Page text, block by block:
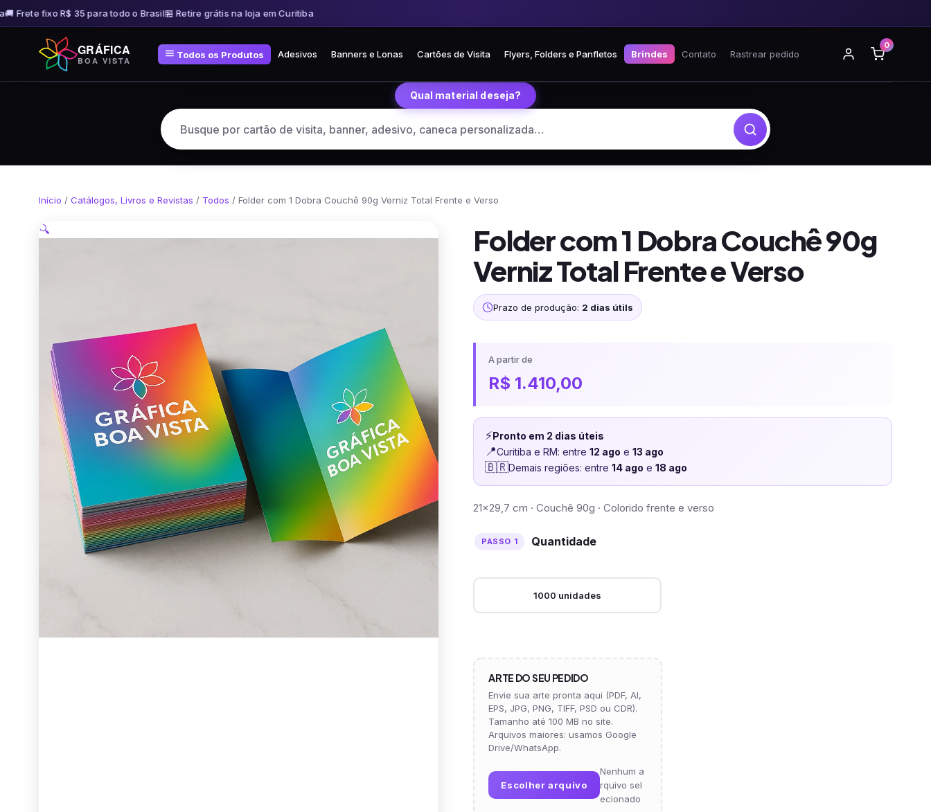
Frete fixo R$ 35 para todo o Brasil🏪 Retire grátis na loja em Curitiba🚚 Frete fixo R$ 35 para todo o Brasil
conteúdo
GRÁFICA
BOA VISTA
Todos os Produtos Adesivos Banners e Lonas Cartões de Visita Flyers, Folders e Panfletos Brindes Contato Rastrear pedido
0
Qual material deseja?
Início / Catálogos, Livros e Revistas / Todos / Folder com 1 Dobra Couchê 90g Verniz Total Frente e Verso
🔍
Folder com 1 Dobra Couchê 90g
Verniz Total Frente e Verso
Prazo de produção: 2 dias útils
A partir de
R$ 1.410,00
⚡Pronto em 2 dias úteis
📍Curitiba e RM: entre12 ago e13 ago
🇧🇷Demais regiões: entre14 ago e18 ago
21×29,7 cm · Couchê 90g · Colorido frente e verso
Quantidade
1000 unidades
ARTE DO SEU PEDIDO
Envie sua arte pronta aqui (PDF, AI,
EPS, JPG, PNG, TIFF, PSD ou CDR).
Tamanho até 100 MB no site.
Arquivos maiores: usamos Google
Drive/WhatsApp.
Escolher arquivo
Nenhum a
rquivo sel
ecionado